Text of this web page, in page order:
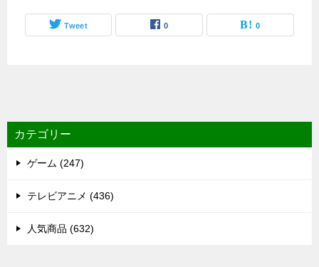
Tweet 0 0
カテゴリー
ゲーム (247)
テレビアニメ (436)
人気商品 (632)